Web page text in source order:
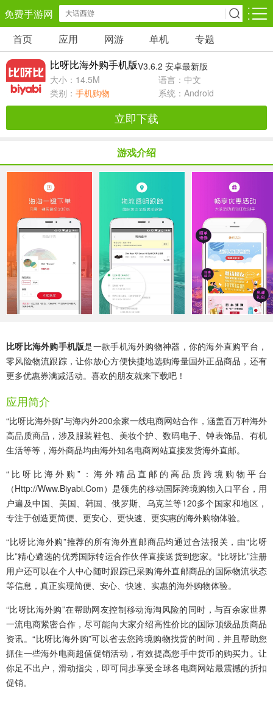
免费手游网
安卓网游 安卓单机 安卓应用
角色扮演
策略塔防
射击枪战
仙侠网游 棋牌游戏 音乐游戏
手游辅助 回合网游 国战网游
儿童教育 体育运动
首页 应用 网游 单机 专题
比呀比海外购手机版V3.6.2 安卓最新版
大小：14.5M
语言：中文
类别： 手机购物 系统：Android
立即下载
游戏介绍
比呀比海外购手机版是一款手机海外购物神器，你的海外直购平台，
零风险物流跟踪，让你放心方便快捷地选购海量国外正品商品，还有
更多优惠券满减活动。喜欢的朋友就来下载吧！
应用简介
“比呀比海外购”与海内外200余家一线电商网站合作，涵盖百万种海外
高品质商品，涉及服装鞋包、美妆个护、数码电子、钟表饰品、有机
生活等等，海外商品均由海外知名电商网站直接发货海外直邮。
“比呀比海外购”：海外精品直邮的高品质跨境购物平台
（Http://Www.Biyabi.Com）是领先的移动国际跨境购物入口平台，用
户遍及中国、美国、韩国、俄罗斯、乌克兰等120多个国家和地区，
专注于创造更简便、更安心、更快速、更实惠的海外购物体验。
“比呀比海外购”推荐的所有海外直邮商品均通过合法报关，由“比呀
比”精心遴选的优秀国际转运合作伙伴直接送货到您家。“比呀比”注册
用户还可以在个人中心随时跟踪已采购海外直邮商品的国际物流状态
等信息，真正实现简便、安心、快速、实惠的海外购物体验。
“比呀比海外购”在帮助网友控制移动海淘风险的同时，与百余家世界
一流电商紧密合作，尽可能向大家介绍高性价比的国际顶级品质商品
资讯。“比呀比海外购”可以省去您跨境购物找货的时间，并且帮助您
抓住一些海外电商超值促销活动，有效提高您手中货币的购买力。让
你足不出户，滑动指尖，即可同步享受全球各电商网站最震撼的折扣
促销。